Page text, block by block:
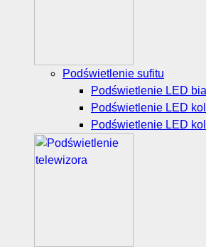
Podświetlenie sufitu
Podświetlenie LED
Podświetlenie LED
Podświetlenie LED